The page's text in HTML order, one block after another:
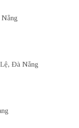
Đà Nẵng